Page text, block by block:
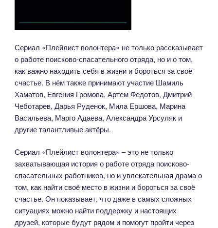
Сериал «Плейлист волонтера» не только рассказывает
о работе поисково-спасательного отряда, но и о том,
как важно находить себя в жизни и бороться за своё
счастье. В нём также принимают участие Шамиль
Хаматов, Евгения Громова, Артем Федотов, Дмитрий
Чеботарев, Дарья Руденок, Мила Ершова, Марина
Васильева, Марго Адаева, Александра Урсуляк и
другие талантливые актёры.
Сериал «Плейлист волонтера» – это не только
захватывающая история о работе отряда поисково-
спасательных работников, но и увлекательная драма о
том, как найти своё место в жизни и бороться за своё
счастье. Он показывает, что даже в самых сложных
ситуациях можно найти поддержку и настоящих
друзей, которые будут рядом и помогут пройти через